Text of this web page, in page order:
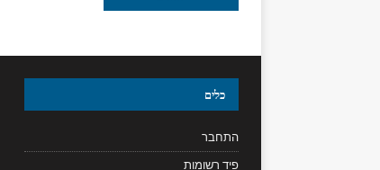
כלים
התחבר
פיד רשומות